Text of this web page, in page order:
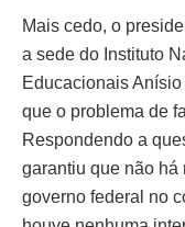
Mais cedo, o
a sede do Instituto
Educacionais
que o problema de
Respondendo a
garantiu que não há
governo federal no